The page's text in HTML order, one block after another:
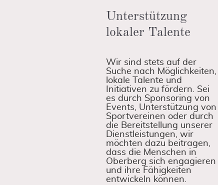
Unterstützung
lokaler Talente
Wir sind stets auf der
Suche nach Möglichkeiten,
lokale Talente und
Initiativen zu fördern. Sei
es durch Sponsoring von
Events, Unterstützung von
Sportvereinen oder durch
die Bereitstellung unserer
Dienstleistungen, wir
möchten dazu beitragen,
dass die Menschen in
Oberberg sich engagieren
und ihre Fähigkeiten
entwickeln können.